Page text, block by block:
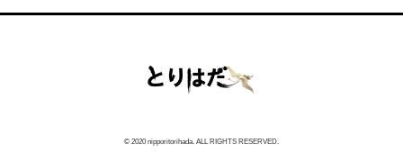
© 2020 nipporitorihada. ALL RIGHTS RESERVED.